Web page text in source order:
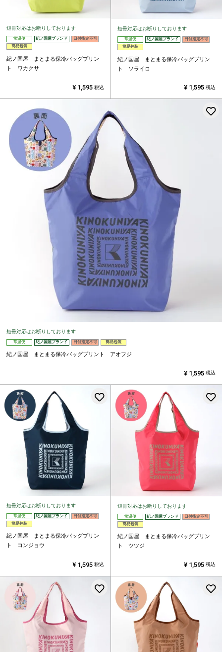
短冊対応はお断りしております
常温便 紀ノ国屋ブランド
日付指定不可
簡易包装
紀ノ国屋 まとまる保冷バッグプリン
ト ワカクサ
¥ 1,595 税込
短冊対応はお断りしております
常温便 紀ノ国屋ブランド
日付指定不可
簡易包装
紀ノ国屋 まとまる保冷バッグプリン
ト ソライロ
¥ 1,595 税込
短冊対応はお断りしております
常温便 紀ノ国屋ブランド 日付指定不可 簡易包装
紀ノ国屋 まとまる保冷バッグプリント アオフジ
¥ 1,595 税込
短冊対応はお断りしております
常温便 紀ノ国屋ブランド
日付指定不可
簡易包装
紀ノ国屋 まとまる保冷バッグプリン
ト コンジョウ
お気に入りに登録する
¥ 1,595 税込
短冊対応はお断りしております
常温便 紀ノ国屋ブランド
日付指定不可
簡易包装
紀ノ国屋 まとまる保冷バッグプリン
ト ツツジ
¥ 1,595 税込
お気に入りに登録する